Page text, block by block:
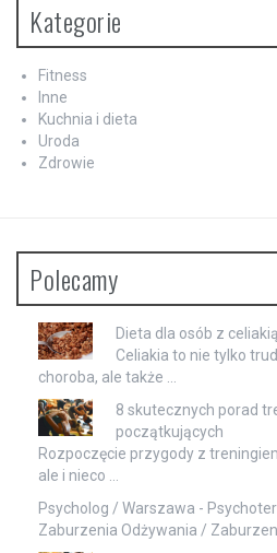
Kategorie
Fitness
Inne
Kuchnia i dieta
Uroda
Zdrowie
Polecamy
Dieta dla osób z
Celiakia to nie tylko
choroba, ale także …
8 skutecznych porad
początkujących
Rozpoczęcie przygody z
ale i nieco …
Psycholog / Warszawa -
Zaburzenia Odżywania /